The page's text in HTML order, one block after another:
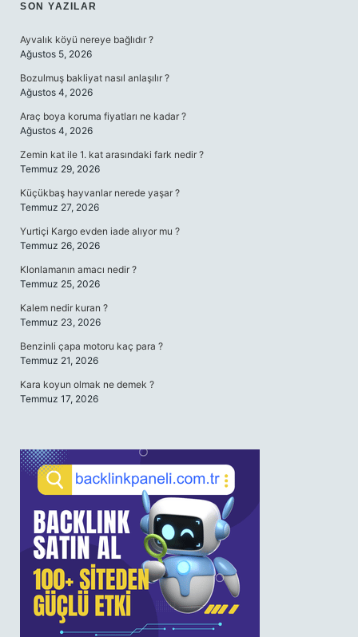
SIDEBAR
SON YAZILAR
Ayvalık köyü nereye bağlıdır ?
Ağustos 5, 2026
Bozulmuş bakliyat nasıl anlaşılır ?
Ağustos 4, 2026
Araç boya koruma fiyatları ne kadar ?
Ağustos 4, 2026
Zemin kat ile 1. kat arasındaki fark nedir ?
Temmuz 29, 2026
Küçükbaş hayvanlar nerede yaşar ?
Temmuz 27, 2026
Yurtiçi Kargo evden iade alıyor mu ?
Temmuz 26, 2026
Klonlamanın amacı nedir ?
Temmuz 25, 2026
Kalem nedir kuran ?
Temmuz 23, 2026
Benzinli çapa motoru kaç para ?
Temmuz 21, 2026
Kara koyun olmak ne demek ?
Temmuz 17, 2026